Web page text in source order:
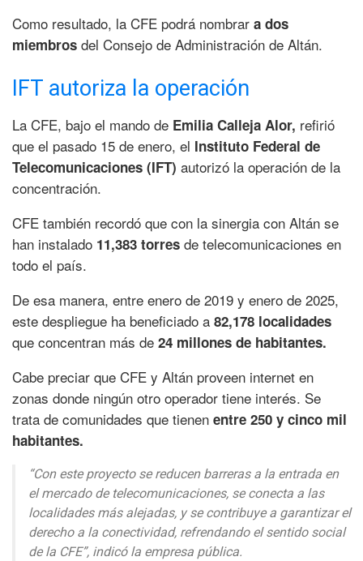
Como resultado, la CFE podrá nombrar a dos
miembros del Consejo de Administración de Altán.
IFT autoriza la operación
La CFE, bajo el mando de Emilia Calleja Alor, refirió
que el pasado 15 de enero, el Instituto Federal de
Telecomunicaciones (IFT) autorizó la operación de la
concentración.
CFE también recordó que con la sinergia con Altán se
han instalado 11,383 torres de telecomunicaciones en
todo el país.
De esa manera, entre enero de 2019 y enero de 2025,
este despliegue ha beneficiado a 82,178 localidades
que concentran más de 24 millones de habitantes.
Cabe preciar que CFE y Altán proveen internet en
zonas donde ningún otro operador tiene interés. Se
trata de comunidades que tienen entre 250 y cinco mil
habitantes.
“Con este proyecto se reducen barreras a la entrada en
el mercado de telecomunicaciones, se conecta a las
localidades más alejadas, y se contribuye a garantizar el
derecho a la conectividad, refrendando el sentido social
de la CFE”, indicó la empresa pública.